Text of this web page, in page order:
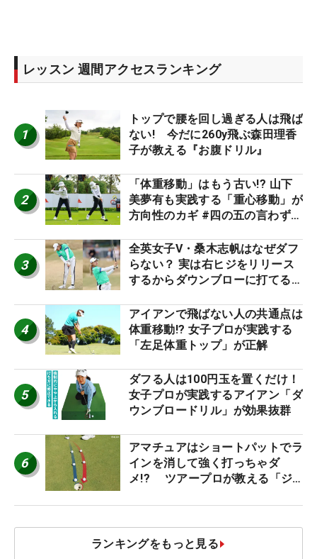
レッスン 週間アクセスランキング
1
トップで腰を回し過ぎる人は飛ば
ない! 今だに260y飛ぶ森田理香
子が教える『お腹ドリル』
2
「体重移動」はもう古い!? 山下
美夢有も実践する「重心移動」が
方向性のカギ #四の五の言わず振
3
全英女子V・桑木志帆はなぜダフ
らない？ 実は右ヒジをリリース
するからダウンブローに打てる #
4
アイアンで飛ばない人の共通点は
体重移動!? 女子プロが実践する
「左足体重トップ」が正解
5
ダフる人は100円玉を置くだけ！
女子プロが実践するアイアン「ダ
ウンブロードリル」が効果抜群
6
アマチュアはショートパットでラ
インを消して強く打っちゃダ
メ!? ツアープロが教える「ジ
減するワケ
ランキングをもっと見る